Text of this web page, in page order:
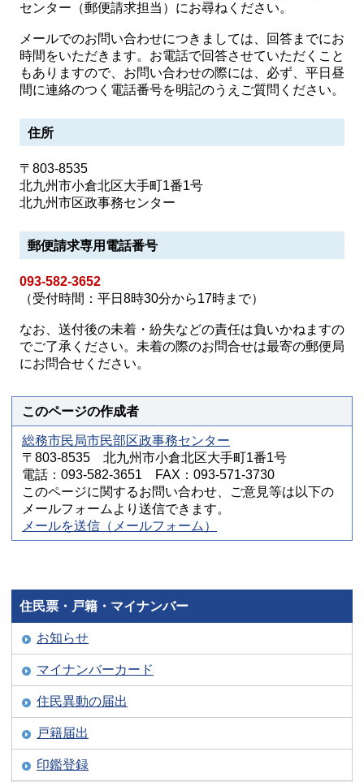
センター（郵便請求担当）にお尋ねください。
メールでのお問い合わせにつきましては、回答までにお
時間をいただきます。お電話で回答させていただくこと
もありますので、お問い合わせの際には、必ず、平日昼
間に連絡のつく電話番号を明記のうえご質問ください。
住所
〒803-8535
北九州市小倉北区大手町1番1号
北九州市区政事務センター
郵便請求専用電話番号
093-582-3652
（受付時間：平日8時30分から17時まで）
なお、送付後の未着・紛失などの責任は負いかねますの
でご了承ください。未着の際のお問合せは最寄の郵便局
にお問合せください。
このページの作成者
総務市民局市民部区政事務センター
〒803-8535 北九州市小倉北区大手町1番1号
電話：093-582-3651 FAX：093-571-3730
このページに関するお問い合わせ、ご意見等は以下の
メールフォームより送信できます。
メールを送信（メールフォーム）
住民票・戸籍・マイナンバー
お知らせ
マイナンバーカード
住民異動の届出
戸籍届出
印鑑登録